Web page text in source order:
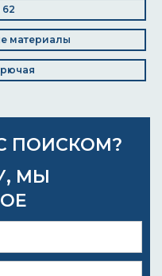
материалы
ПОИСКОМ?
МЫ